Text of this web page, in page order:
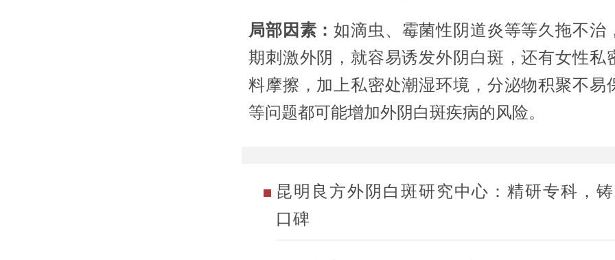
局部因素：如滴虫、霉菌性阴道炎等等久拖不治
期刺激外阴，就容易诱发外阴白斑，还有女性私
料摩擦，加上私密处潮湿环境，分泌物积聚不易
等问题都可能增加外阴白斑疾病的风险。
昆明良方外阴白斑研究中心：精研专科，
口碑